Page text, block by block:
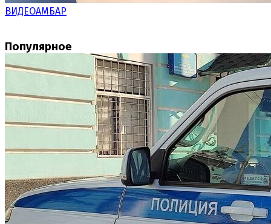
ВИДЕОАМБАР
Популярное